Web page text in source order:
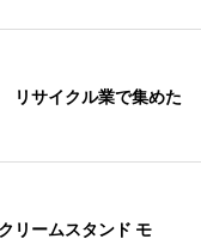
リサイクル業で集めた
リームスタンド モ